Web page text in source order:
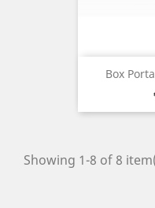
Box
Showing 1-8 of 8